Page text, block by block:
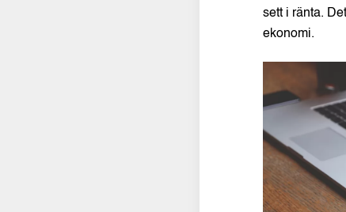
sett i ränta.
ekonomi.